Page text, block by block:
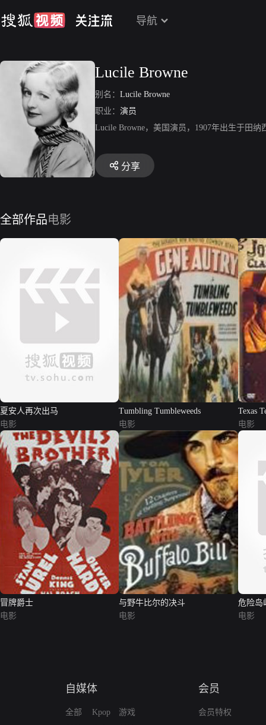
导航
Lucile Browne
别名： Lucile Browne
职业： 演员
Lucile Browne，美国演员，1907年出生于田
分享
全部作品电影
夏安人再次出马
电影
Tumbling Tumbleweeds
电影
Texas
电影
冒牌爵士
电影
与野牛比尔的决斗
电影
危险岛
电影
自媒体
全部
Kpop
游戏
会员
会员特权